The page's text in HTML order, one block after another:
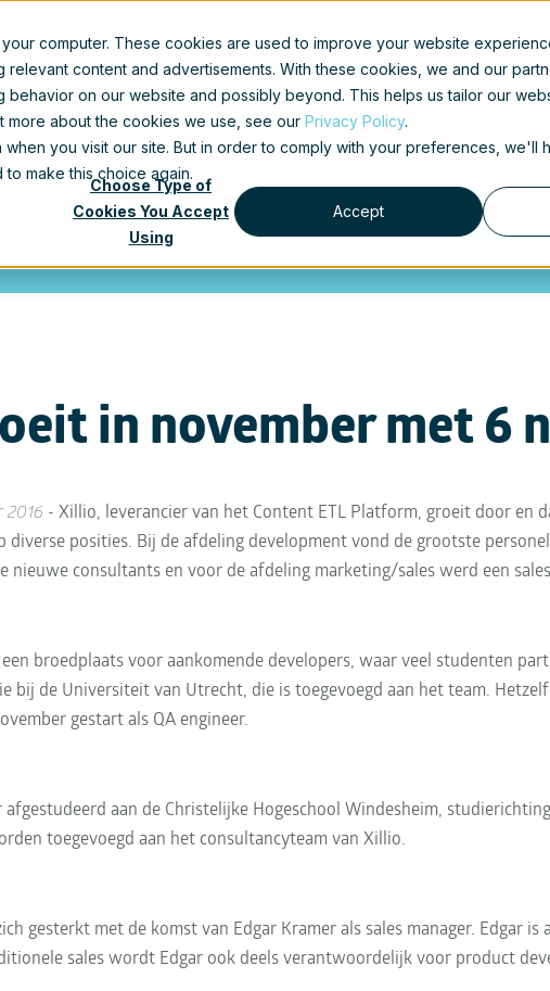
computer. These cookies are used to improve your website
content and advertisements. With these cookies, we and our
behavior on our website and possibly beyond. This helps us tailor our
about the cookies we use, see our Privacy Policy.
you visit our site. But in order to comply with your preferences, we'll
make this choice again.
Choose Type of
Cookies You Accept
Using
Accept
Product Use cases Diensten
Blog Contact
in november met 6
2016 - Xillio, leverancier van het Content ETL Platform, groeit door en
diverse posities. Bij de afdeling development vond de grootste
consultants en voor de afdeling marketing/sales werd een
broedplaats voor aankomende developers, waar veel studenten
bij de Universiteit van Utrecht, die is toegevoegd aan het team.
gestart als QA engineer.
afgestudeerd aan de Christelijke Hogeschool Windesheim,
toegevoegd aan het consultancyteam van Xillio.
gesterkt met de komst van Edgar Kramer als sales manager. Edgar
sales wordt Edgar ook deels verantwoordelijk voor product